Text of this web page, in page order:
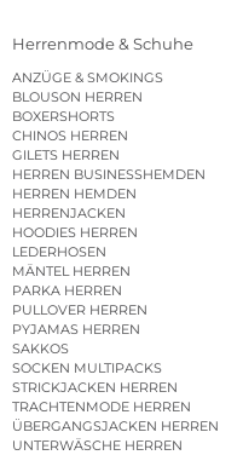
Herrenmode & Schuhe
ANZÜGE & SMOKINGS
BLOUSON HERREN
BOXERSHORTS
CHINOS HERREN
GILETS HERREN
HERREN BUSINESSHEMDEN
HERREN HEMDEN
HERRENJACKEN
HOODIES HERREN
LEDERHOSEN
MÄNTEL HERREN
PARKA HERREN
PULLOVER HERREN
PYJAMAS HERREN
SAKKOS
SOCKEN MULTIPACKS
STRICKJACKEN HERREN
TRACHTENMODE HERREN
ÜBERGANGSJACKEN HERREN
UNTERWÄSCHE HERREN